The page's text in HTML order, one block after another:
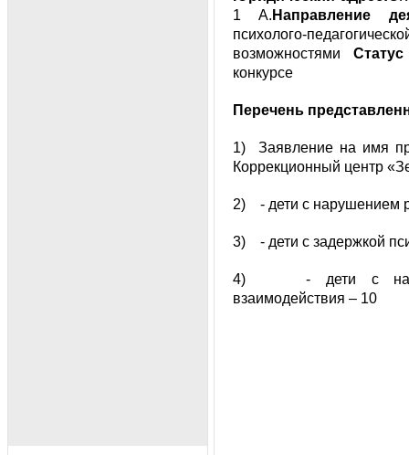
1 А. Направление
психолого-
возможностями
конкурсе
Перечень
1) Заявление на имя
Коррекционный центр
2) - дети с нарушением
3) - дети с задержкой
4) - дети с
взаимодействия – 10